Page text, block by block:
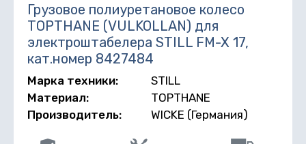
Грузовое полиуретановое колесо
TOPTHANE (VULKOLLAN) для
электроштабелера STILL FM-X 17,
кат.номер 8427484
Марка техники:
STILL
Материал:
TOPTHANE
Производитель:
WICKE (Германия)